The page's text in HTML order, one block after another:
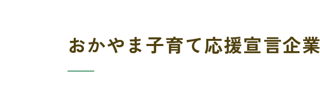
おかやま子育て応援宣言企業